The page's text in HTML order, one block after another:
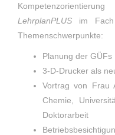
LehrplanPLUS im
Themenschwerpunkte:
Planung der GÜFs
3-D-Drucker als
Vortrag von Frau
Chemie,
Doktorarbeit